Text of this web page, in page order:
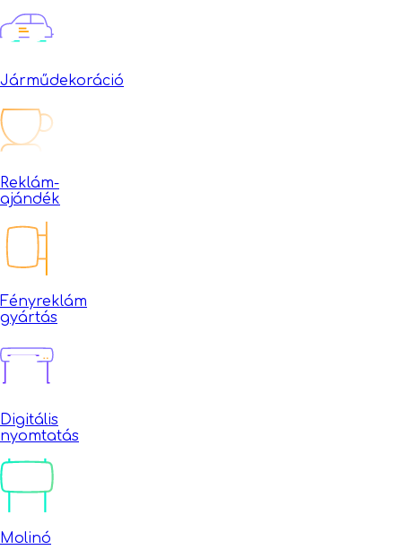
Járműdekoráció
Reklám-
ajándék
Fényreklám
gyártás
Digitális
nyomtatás
Molinó